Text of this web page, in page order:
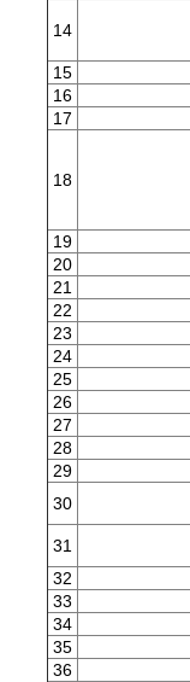
14
15
16
17
18
19
20
21
22
23
24
25
26
27
28
29
30
31
32
33
34
35
36